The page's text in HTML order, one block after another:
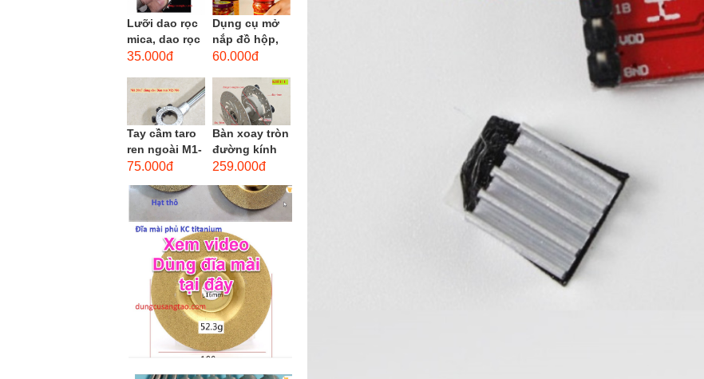
Lưỡi dao rọc
mica, dao rọc
cáp hình
35.000đ
Dụng cụ mở
nắp đồ hộp,
mở nắp lon
đường kính...
60.000đ
Tay cầm taro
ren ngoài M1-
M1.8 (mã
vặn Bàn ren
75.000đ
Bàn xoay tròn
đường kính
22cm bằng
259.000đ